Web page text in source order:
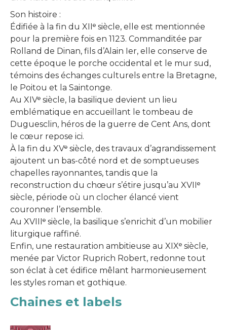
Son histoire :
Édifiée à la fin du XIIᵉ siècle, elle est mentionnée
pour la première fois en 1123. Commanditée par
Rolland de Dinan, fils d’Alain Ier, elle conserve de
cette époque le porche occidental et le mur sud,
témoins des échanges culturels entre la Bretagne,
le Poitou et la Saintonge.
Au XIVᵉ siècle, la basilique devient un lieu
emblématique en accueillant le tombeau de
Duguesclin, héros de la guerre de Cent Ans, dont
le cœur repose ici.
À la fin du XVᵉ siècle, des travaux d’agrandissement
ajoutent un bas-côté nord et de somptueuses
chapelles rayonnantes, tandis que la
reconstruction du chœur s’étire jusqu’au XVIIᵉ
siècle, période où un clocher élancé vient
couronner l’ensemble.
Au XVIIIᵉ siècle, la basilique s’enrichit d’un mobilier
liturgique raffiné.
Enfin, une restauration ambitieuse au XIXᵉ siècle,
menée par Victor Ruprich Robert, redonne tout
son éclat à cet édifice mêlant harmonieusement
les styles roman et gothique.
Chaines et labels